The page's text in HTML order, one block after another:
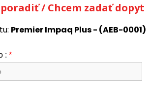
/ Chcem zadať dopyt
Premier Impaq Plus - (AEB-0001)